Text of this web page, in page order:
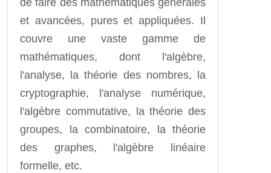
de faire des mathématiques générales
et avancées, pures et appliquées. Il
couvre une vaste gamme de
mathématiques, dont l'algèbre,
l'analyse, la théorie des nombres, la
cryptographie, l'analyse numérique,
l'algèbre commutative, la théorie des
groupes, la combinatoire, la théorie
des graphes, l'algèbre linéaire
formelle, etc.